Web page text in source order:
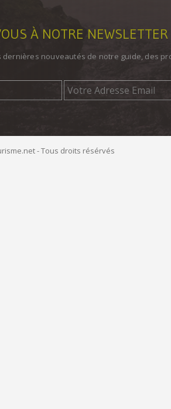
À NOTRE NEWSLETTER
dernières nouveautés de notre guide, des
- Tous droits résérvés